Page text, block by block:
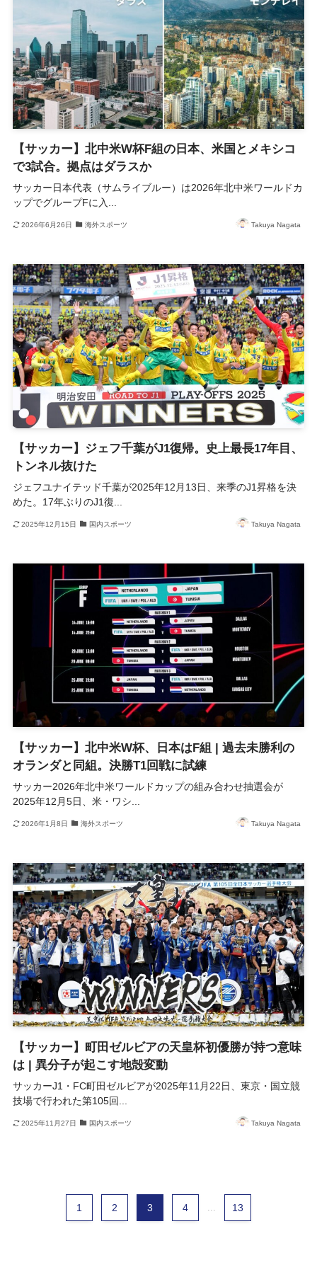
【サッカー】北中米W杯F組の日本、米国とメキシコ
で3試合。拠点はダラスか
サッカー日本代表（サムライブルー）は2026年北中米ワールドカ
ップでグループFに入...
2026年6月26日 海外スポーツ Takuya Nagata
【サッカー】ジェフ千葉がJ1復帰。史上最長17年目、
トンネル抜けた
ジェフユナイテッド千葉が2025年12月13日、来季のJ1昇格を決
めた。17年ぶりのJ1復...
2025年12月15日 国内スポーツ Takuya Nagata
【サッカー】北中米W杯、日本はF組 | 過去未勝利の
オランダと同組。決勝T1回戦に試練
サッカー2026年北中米ワールドカップの組み合わせ抽選会が
2025年12月5日、米・ワシ...
2026年1月8日 海外スポーツ Takuya Nagata
【サッカー】町田ゼルビアの天皇杯初優勝が持つ意味
は | 異分子が起こす地殻変動
サッカーJ1・FC町田ゼルビアが2025年11月22日、東京・国立競
技場で行われた第105回...
2025年11月27日 国内スポーツ Takuya Nagata
1 2 3 4 13